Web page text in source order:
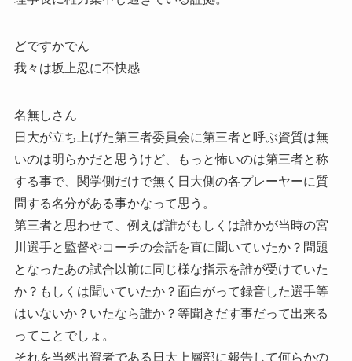
どですかでん
我々は坂上忍に不快感
名無しさん
日大が立ち上げた第三者委員会に第三者と呼ぶ資質は無
いのは明らかだと思うけど、もっと怖いのは第三者と称
する事で、関学側だけで無く日大側の各プレーヤーに質
問する名分がある事かなって思う。
第三者と思わせて、例えば誰がもしくは誰かが当時の宮
川選手と監督やコーチの会話を直に聞いていたか？問題
となったあの試合以前に同じ様な指示を誰が受けていた
か？もしくは聞いていたか？面白がって録音した選手等
はいないか？いたなら誰か？等聞きだす事だって出来る
ってことでしょ。
それを当然出資者である日大上層部に報告して何らかの